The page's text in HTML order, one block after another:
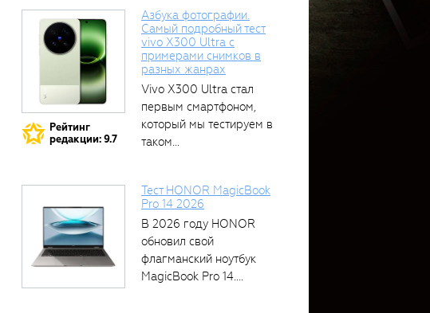
Рейтинг
редакции: 9.7
Азбука фотографии.
Самый подробный тест
vivo X300 Ultra с
примерами снимков в
разных жанрах
Vivo X300 Ultra стал
первым смартфоном,
который мы тестируем в
таком...
Тест HONOR MagicBook
Pro 14 2026
В 2026 году HONOR
обновил свой
флагманский ноутбук
MagicBook Pro 14....